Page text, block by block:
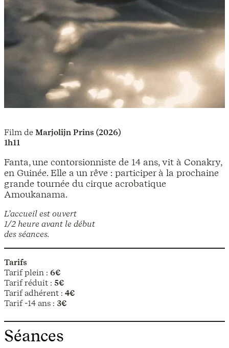
L’accueil est ouvert
1/2 heure avant le début
des séances.
Tarifs
Tarif plein : 6€
Tarif réduit : 5€
Tarif adhérent : 4€
Tarif -14 ans : 3€
Film de Marjolijn Prins (2026)
1h11
Fanta, une contorsionniste de 14 ans, vit à Conakry,
en Guinée. Elle a un rêve : participer à la prochaine
grande tournée du cirque acrobatique
Amoukanama.
Séances